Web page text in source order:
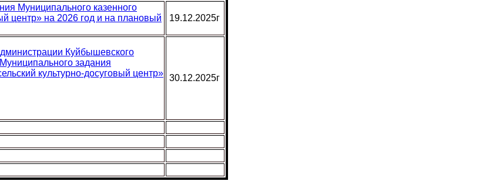
Муниципального казенного
центр» на 2026 год и на плановый
19.12.2025г
Куйбышевского
задания
культурно-досуговый центр» 30.12.2025г